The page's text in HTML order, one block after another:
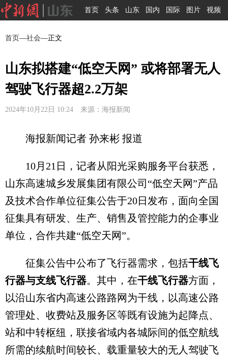
首页 头条 山东 国内 国际 图片 视频
首页—社会—正文
山东拟搭建“低空天网” 或将部署无人
驾驶飞行器超2.2万架
2024年10月22日 10:24 来源：海报新闻
海报新闻记者 孙来彬 报道
10月21日，记者从阳光采购服务平台获悉，
山东高速城乡发展集团有限公司“低空天网”产品
及技术合作单位征集公告于20日发布，面向全国
征集具有研发、生产、销售及管控能力的企事业
单位，合作共建“低空天网”。
征集公告中公布了飞行器需求，包括干线飞
行器与支线飞行器。其中，在干线飞行器方面，
以沿山东省内高速公路路网为干线，以高速公路
管理处、收费站及服务区等既有设施为起降点、
站和中转枢纽，联接省域内各城际间的低空航线
所需的续航时间较长、载重量较大的无人驾驶飞